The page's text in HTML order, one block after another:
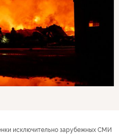
исключительно зарубежных СМИ